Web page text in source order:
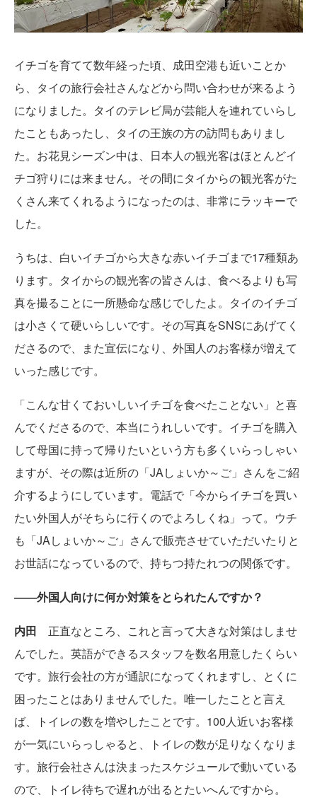
イチゴを育てて数年経った頃、成田空港も近いことか
ら、タイの旅行会社さんなどから問い合わせが来るよう
になりました。タイのテレビ局が芸能人を連れていらし
たこともあったし、タイの王族の方の訪問もありまし
た。お花見シーズン中は、日本人の観光客はほとんどイ
チゴ狩りには来ません。その間にタイからの観光客がた
くさん来てくれるようになったのは、非常にラッキーで
した。
うちは、白いイチゴから大きな赤いイチゴまで17種類あ
ります。タイからの観光客の皆さんは、食べるよりも写
真を撮ることに一所懸命な感じでしたよ。タイのイチゴ
は小さくて硬いらしいです。その写真をSNSにあげてく
ださるので、また宣伝になり、外国人のお客様が増えて
いった感じです。
「こんな甘くておいしいイチゴを食べたことない」と喜
んでくださるので、本当にうれしいです。イチゴを購入
して母国に持って帰りたいという方も多くいらっしゃい
ますが、その際は近所の「JAしょいか～ご」さんをご紹
介するようにしています。電話で「今からイチゴを買い
たい外国人がそちらに行くのでよろしくね」って。ウチ
も「JAしょいか～ご」さんで販売させていただいたりと
お世話になっているので、持ちつ持たれつの関係です。
――外国人向けに何か対策をとられたんですか？
内田 正直なところ、これと言って大きな対策はしませ
んでした。英語ができるスタッフを数名用意したくらい
です。旅行会社の方が通訳になってくれますし、とくに
困ったことはありませんでした。唯一したことと言え
ば、トイレの数を増やしたことです。100人近いお客様
が一気にいらっしゃると、トイレの数が足りなくなりま
す。旅行会社さんは決まったスケジュールで動いている
ので、トイレ待ちで遅れが出るとたいへんですから。